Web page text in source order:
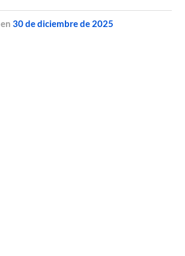
en30 de diciembre de 2025